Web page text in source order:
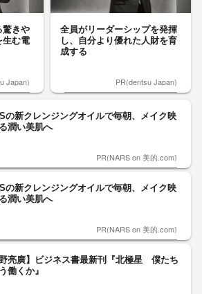
驚きや
生む電
Japan)
全員がリーダーシップを発揮
し、自分より優れた人財を育
成する
PR(dentsu Japan)
の新クレンジングオイルで毎朝、メイク映
潤い美肌へ
PR(NARS on 美的.com)
の新クレンジングオイルで毎朝、メイク映
潤い美肌へ
PR(NARS on 美的.com)
野亮廣】ビジネス書最新刊『北極星 僕たち
働くか』